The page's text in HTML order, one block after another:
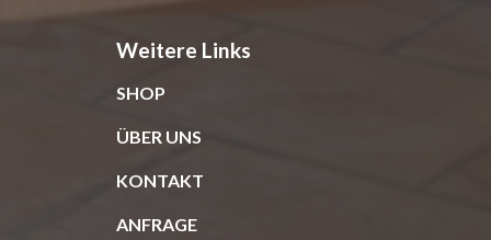
Weitere Links
SHOP
ÜBER UNS
KONTAKT
ANFRAGE